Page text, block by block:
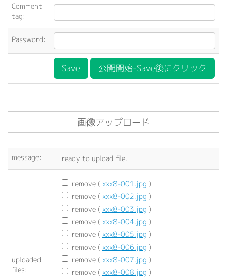
Comment
tag:
Password:
公開開始-Save後にクリック
画像アップロード
message: ready to upload file.
uploaded
files:
remove ( xxx8-001.jpg )
remove ( xxx8-002.jpg )
remove ( xxx8-003.jpg )
remove ( xxx8-004.jpg )
remove ( xxx8-005.jpg )
remove ( xxx8-006.jpg )
remove ( xxx8-007.jpg )
remove ( xxx8-008.jpg )